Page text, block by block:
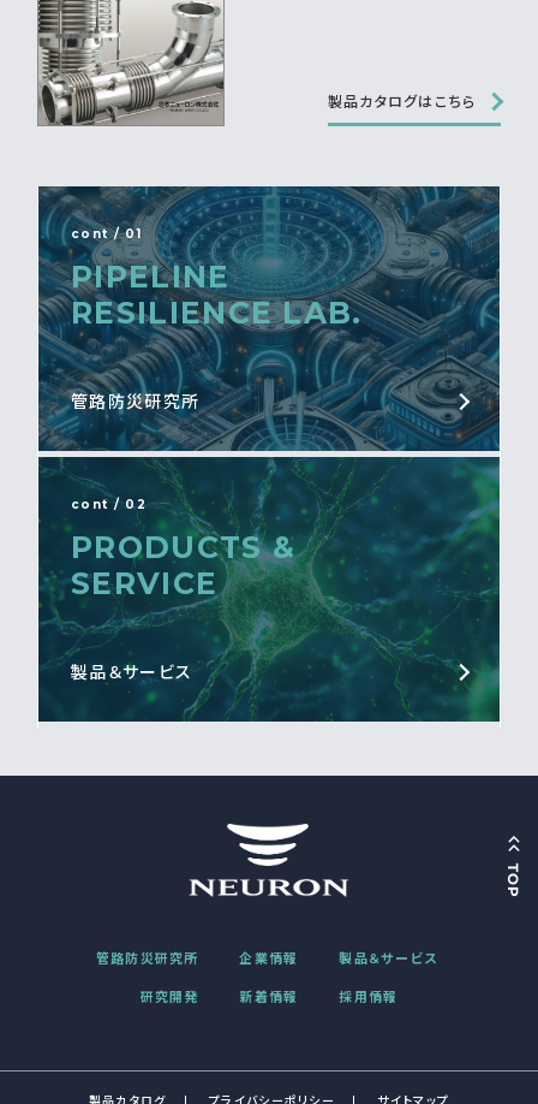
製品カタログはこちら
cont / 01
PIPELINE
RESILIENCE LAB.
管路防災研究所
cont / 02
PRODUCTS &
SERVICE
製品＆サービス
管路防災研究所 企業情報 製品＆サービス
研究開発 新着情報 採用情報